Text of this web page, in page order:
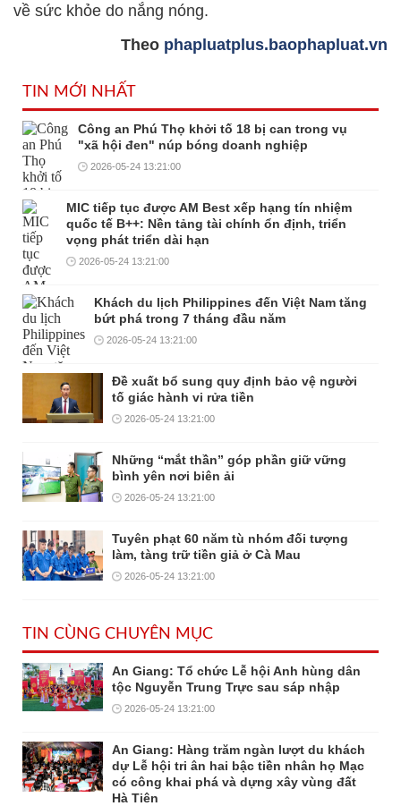
về sức khỏe do nắng nóng.
Theo phapluatplus.baophapluat.vn
TIN MỚI NHẤT
Công an Phú Thọ khởi tố 18 bị can trong vụ
"xã hội đen" núp bóng doanh nghiệp
2026-05-24 13:21:00
MIC tiếp tục được AM Best xếp hạng tín nhiệm
quốc tế B++: Nền tảng tài chính ổn định, triển
vọng phát triển dài hạn
2026-05-24 13:21:00
Khách du lịch Philippines đến Việt Nam tăng
bứt phá trong 7 tháng đầu năm
2026-05-24 13:21:00
Đề xuất bổ sung quy định bảo vệ người
tố giác hành vi rửa tiền
2026-05-24 13:21:00
Những “mắt thần” góp phần giữ vững
bình yên nơi biên ải
2026-05-24 13:21:00
Tuyên phạt 60 năm tù nhóm đối tượng
làm, tàng trữ tiền giả ở Cà Mau
2026-05-24 13:21:00
TIN CÙNG CHUYÊN MỤC
An Giang: Tổ chức Lễ hội Anh hùng dân
tộc Nguyễn Trung Trực sau sáp nhập
2026-05-24 13:21:00
An Giang: Hàng trăm ngàn lượt du khách
dự Lễ hội tri ân hai bậc tiền nhân họ Mạc
có công khai phá và dựng xây vùng đất
Hà Tiên